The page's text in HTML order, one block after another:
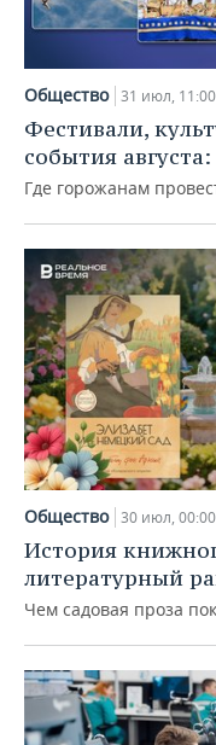
Общество 31 июл, 11:00
Фестивали,
события
Где горожанам
Общество 30 июл, 00:00
История
литературный
Чем садовая проза